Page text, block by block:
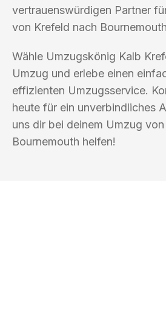
vertrauenswürdigen Partner
von Krefeld nach
Wähle Umzugskönig Kalb
Umzug und erlebe einen
effizienten Umzugsservice.
heute für ein unverbindliches
uns dir bei deinem Umzug
Bournemouth helfen!